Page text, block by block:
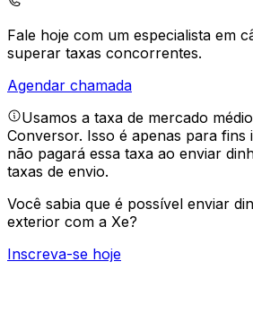
Fale hoje com um especialista em
superar taxas concorrentes.
Agendar chamada
Usamos a taxa de mercado
Conversor. Isso é apenas para fins
não pagará essa taxa ao enviar
taxas de envio.
Você sabia que é possível enviar
exterior com a Xe?
Inscreva-se hoje